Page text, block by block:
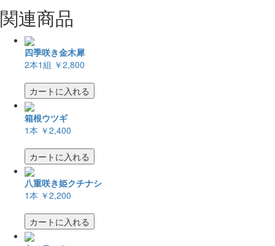
関連商品
四季咲き金木犀
2本1組 ￥2,800
カートに入れる
箱根ウツギ
1本 ￥2,400
カートに入れる
八重咲き姫クチナシ
1本 ￥2,200
カートに入れる